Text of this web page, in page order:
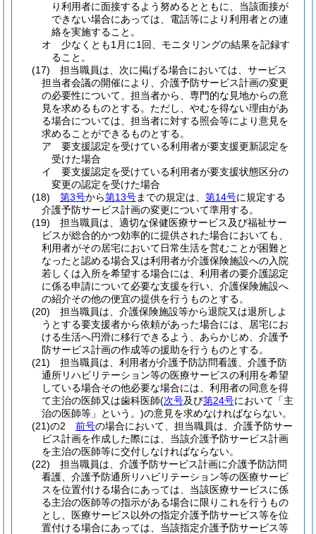
り利用者に面接するよう努めるとともに、当該面接が
できない場合にあっては、電話等により利用者との連
絡を実施すること。
オ
少なくとも1月に1回、モニタリングの結果を記録す
ること。
(17)
担当職員は、次に掲げる場合においては、サービス
担当者会議の開催により、介護予防サービス計画の変更
の必要性について、担当者から、専門的な見地からの意
見を求めるものとする。 ただし、やむを得ない理由があ
る場合については、担当者に対する照会等により意見を
求めることができるものとする。
ア
要支援認定を受けている利用者が要支援更新認定を
受けた場合
イ
要支援認定を受けている利用者が要支援状態区分の
変更の認定を受けた場合
(18)
第3号から第13号までの規定は、 第14号に規定する
介護予防サービス計画の変更について準用する。
(19)
担当職員は、適切な保健医療サービス及び福祉サー
ビスが総合的かつ効率的に提供された場合においても、
利用者がその居宅において日常生活を営むことが困難と
なったと認める場合又は利用者が介護保険施設への入院
若しくは入所を希望する場合には、利用者の要介護認定
に係る申請について必要な支援を行い、介護保険施設へ
の紹介その他の便宜の提供を行うものとする。
(20)
担当職員は、介護保険施設等から退院又は退所しよ
うとする要支援者から依頼があった場合には、居宅にお
ける生活へ円滑に移行できるよう、あらかじめ、介護予
防サービス計画の作成等の援助を行うものとする。
(21)
担当職員は、利用者が介護予防訪問看護、介護予防
通所リハビリテーション等の医療サービスの利用を希望
している場合その他必要な場合には、利用者の同意を得
て主治の医師又は歯科医師(次号及び第24号において「主
治の医師等」という。)の意見を求めなければならない。
(21)の2
前号の場合において、担当職員は、介護予防サー
ビス計画を作成した際には、当該介護予防サービス計画
を主治の医師等に交付しなければならない。
(22)
担当職員は、介護予防サービス計画に介護予防訪問
看護、介護予防通所リハビリテーション等の医療サービ
スを位置付ける場合にあっては、当該医療サービスに係
る主治の医師等の指示がある場合に限りこれを行うもの
とし、医療サービス以外の指定介護予防サービス等を位
置付ける場合にあっては、当該指定介護予防サービス等